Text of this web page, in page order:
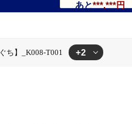
あと***,***円
ち】_K008-T001 +2